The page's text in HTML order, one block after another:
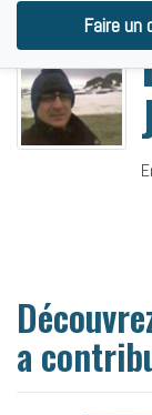
DEHAYS
a
Faire un